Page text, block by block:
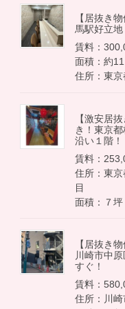
【居抜き
馬駅好立
賃料：
面積：約
住所：東
【激安居
き！東京
沿い１階！
賃料：
住所：東
目
面積：７
【居抜き
川崎市中
すぐ！
賃料：
住所：川崎